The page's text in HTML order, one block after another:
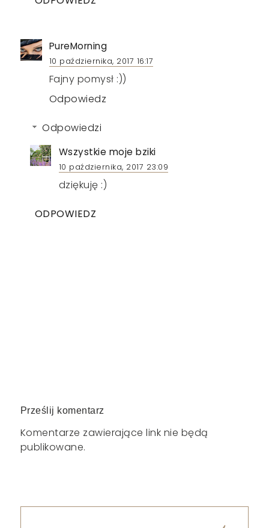
PureMorning
10 października, 2017 16:17
Fajny pomysł :))
Odpowiedz
Odpowiedzi
Wszystkie moje bziki
10 października, 2017 23:09
dziękuję :)
ODPOWIEDZ
Prześlij komentarz
Komentarze zawierające link nie będą
publikowane.